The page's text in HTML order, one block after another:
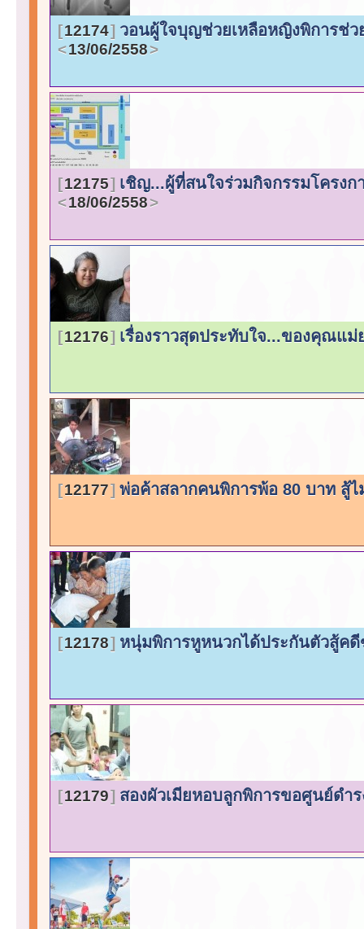
12174 วอนผู้ใจบุญช่วยเหลือหญิงพิการช่ว
13/06/2558
12175 เชิญ...ผู้ที่สนใจร่วมกิจกรรมโครง
18/06/2558
12176 เรื่องราวสุดประทับใจ...ของคุณแ
12177 พ่อค้าสลากคนพิการพ้อ 80 บาท สู้
12178 หนุ่มพิการหูหนวกได้ประกันตัวสู้ค
12179 สองผัวเมียหอบลูกพิการขอศูนย์ดำ